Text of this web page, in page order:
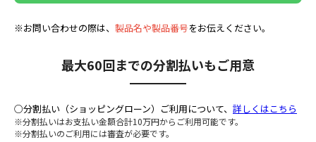
※お問い合わせの際は、 製品名や製品番号をお伝えください。
最大60回までの分割払いもご用意
○分割払い（ショッピングローン）ご利用について、 詳しくはこちら
※分割払いはお支払い金額合計10万円からご利用可能です。
※分割払いのご利用には審査が必要です。